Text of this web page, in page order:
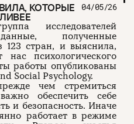
КОТОРЫЕ 04/05/26
исследователей
полученные
123 стран, и выяснила,
психологического
работы опубликованы
Social Psychology.
чем стремиться
обеспечить себе
и безопасность. Иначе
работает в режиме